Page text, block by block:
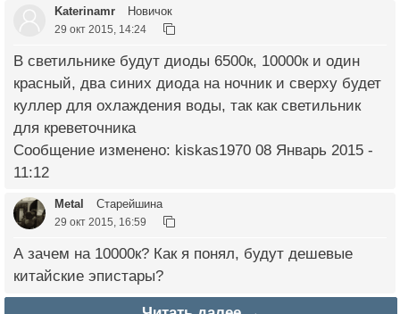
Katerinamr Новичок
29 окт 2015, 14:24
В светильнике будут диоды 6500к, 10000к и один
красный, два синих диода на ночник и сверху будет
куллер для охлаждения воды, так как светильник
для креветочника
Сообщение изменено: kiskas1970 08 Январь 2015 -
11:12
Metal Старейшина
29 окт 2015, 16:59
А зачем на 10000к? Как я понял, будут дешевые
китайские эпистары?